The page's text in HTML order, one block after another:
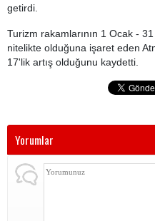
getirdi.
Turizm rakamlarının 1 Ocak -
nitelikte olduğuna işaret eden
17'lik artış olduğunu kaydetti.
Yorumlar